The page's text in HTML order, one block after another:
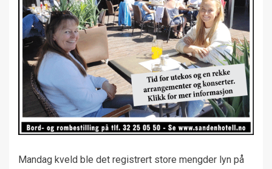
Mandag kveld ble det registrert store mengder lyn på